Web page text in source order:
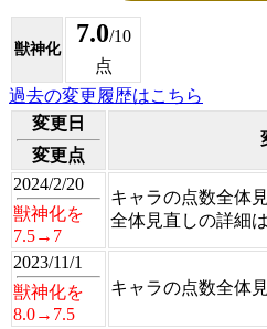
獣神化
7.0/10
点
過去の変更履歴はこちら
変更日
変更点
2024/2/20
獣神化を
7.5→7
キャラの点数全体
全体見直しの詳細は
2023/11/1
獣神化を
8.0→7.5
キャラの点数全体